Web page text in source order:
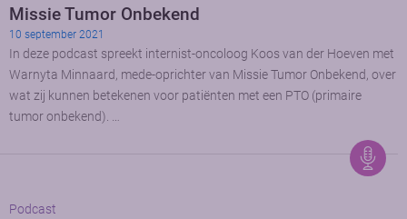
Missie Tumor Onbekend
10 september 2021
In deze podcast spreekt internist-oncoloog Koos van der Hoeven met
Warnyta Minnaard, mede-oprichter van Missie Tumor Onbekend, over
wat zij kunnen betekenen voor patiënten met een PTO (primaire
tumor onbekend). …
Podcast